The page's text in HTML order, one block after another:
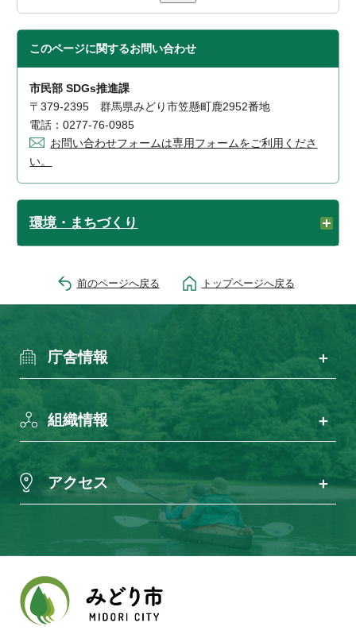
このページに関するお問い合わせ
市民部 SDGs推進課
〒379-2395 群馬県みどり市笠懸町鹿2952番地
電話：0277-76-0985
お問い合わせフォームは専用フォームをご利用くださ
い。
環境・まちづくり
前のページへ戻る トップページへ戻る
庁舎情報
組織情報
アクセス